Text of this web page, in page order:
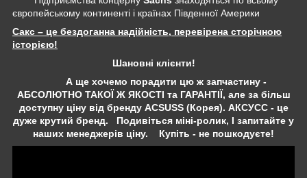
європейському континенті і країнах Південної Америки
Сакс – це бездоганна надійність, перевірена сторічною
історією!
Шановні клієнти!
А ще хочемо порадити цю ж запчастину -
АБСОЛЮТНО ТАКОЇ Ж ЯКОСТІ та ГАРАНТІЇ, але за більш
доступну ціну від бренду ACSUSS (Корея). АКСУСС - це
дуже крутий бренд. Подивіться міні-ролик, І запитайте у
наших менеджерів ціну. Купіть - не пошкодуєте!